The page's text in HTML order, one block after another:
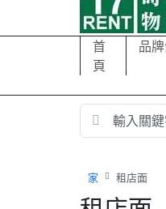
首
頁
品
家 租店面